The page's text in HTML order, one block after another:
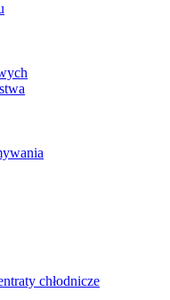
chłodnicze